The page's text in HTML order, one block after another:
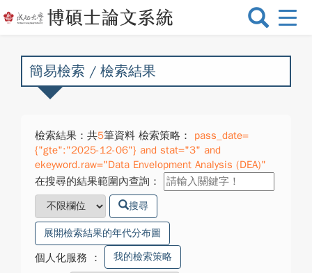
選
換
簡易檢索 / 檢索結果
檢索結果：共5筆資料 檢索策略：
pass_date=
{"gte":"2025-12-06"} and stat="3" and
ekeyword.raw="Data Envelopment Analysis (DEA)"
在搜尋的結果範圍內查詢：
搜尋
展開檢索結果的年代分布圖
個人化服務 ： 我的檢索策略